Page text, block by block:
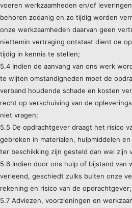
voeren werkzaamheden en/of
behoren zodanig en zo tijdig worden
onze werkzaamheden daarvan geen
niettemin vertraging ontstaat dient de
tijdig in kennis te stellen;
5.4 Indien de aanvang van ons werk
te wijten omstandigheden moet de
verband houdende schade en kosten
recht op verschuiving van de
niet vragen;
5.5 De opdrachtgever draagt het risico
gebreken in materialen, hulpmiddelen
ter beschikking zijn gesteld dan wel zijn
5.6 Indien door ons hulp of bijstand van
verleend, geschiedt zulks buiten onze
rekening en risico van de opdrachtgever;
5.7 Adviezen, voorzieningen en